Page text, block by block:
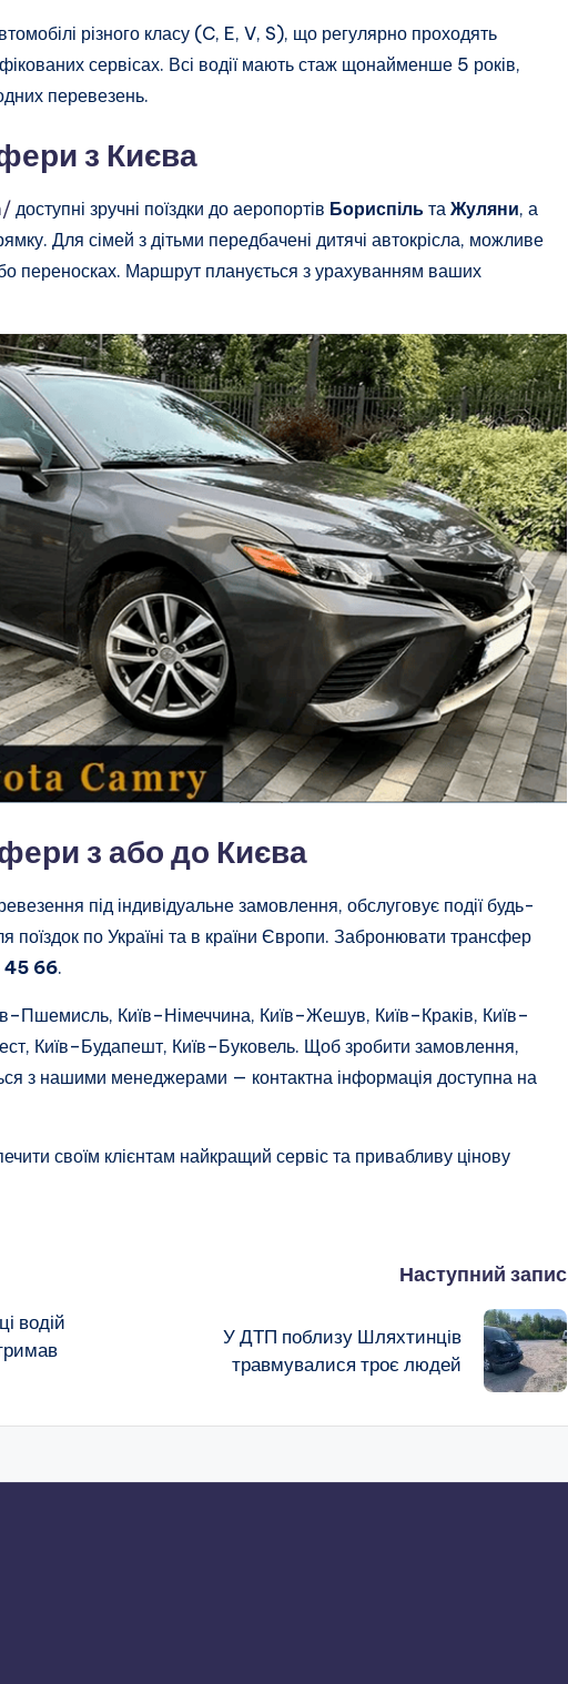
різного класу (C, E, V, S), що регулярно проходять
сервісах. Всі водії мають стаж щонайменше 5 років,
перевезень.
з Києва
доступні зручні поїздки до аеропортів Бориспіль та Жуляни, а
Для сімей з дітьми передбачені дитячі автокрісла, можливе
переносках. Маршрут планується з урахуванням ваших
з або до Києва
під індивідуальне замовлення, обслуговує події будь-
поїздок по Україні та в країни Європи. Забронювати трансфер
66.
Київ–Німеччина, Київ–Жешув, Київ–Краків, Київ–
Київ–Будапешт, Київ–Буковель. Щоб зробити замовлення,
з нашими менеджерами — контактна інформація доступна на
своїм клієнтам найкращий сервіс та привабливу цінову
водій
Наступний запис
У ДТП поблизу Шляхтинців
травмувалися троє людей